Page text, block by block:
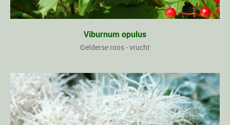
Viburnum opulus
Gelderse roos - vrucht